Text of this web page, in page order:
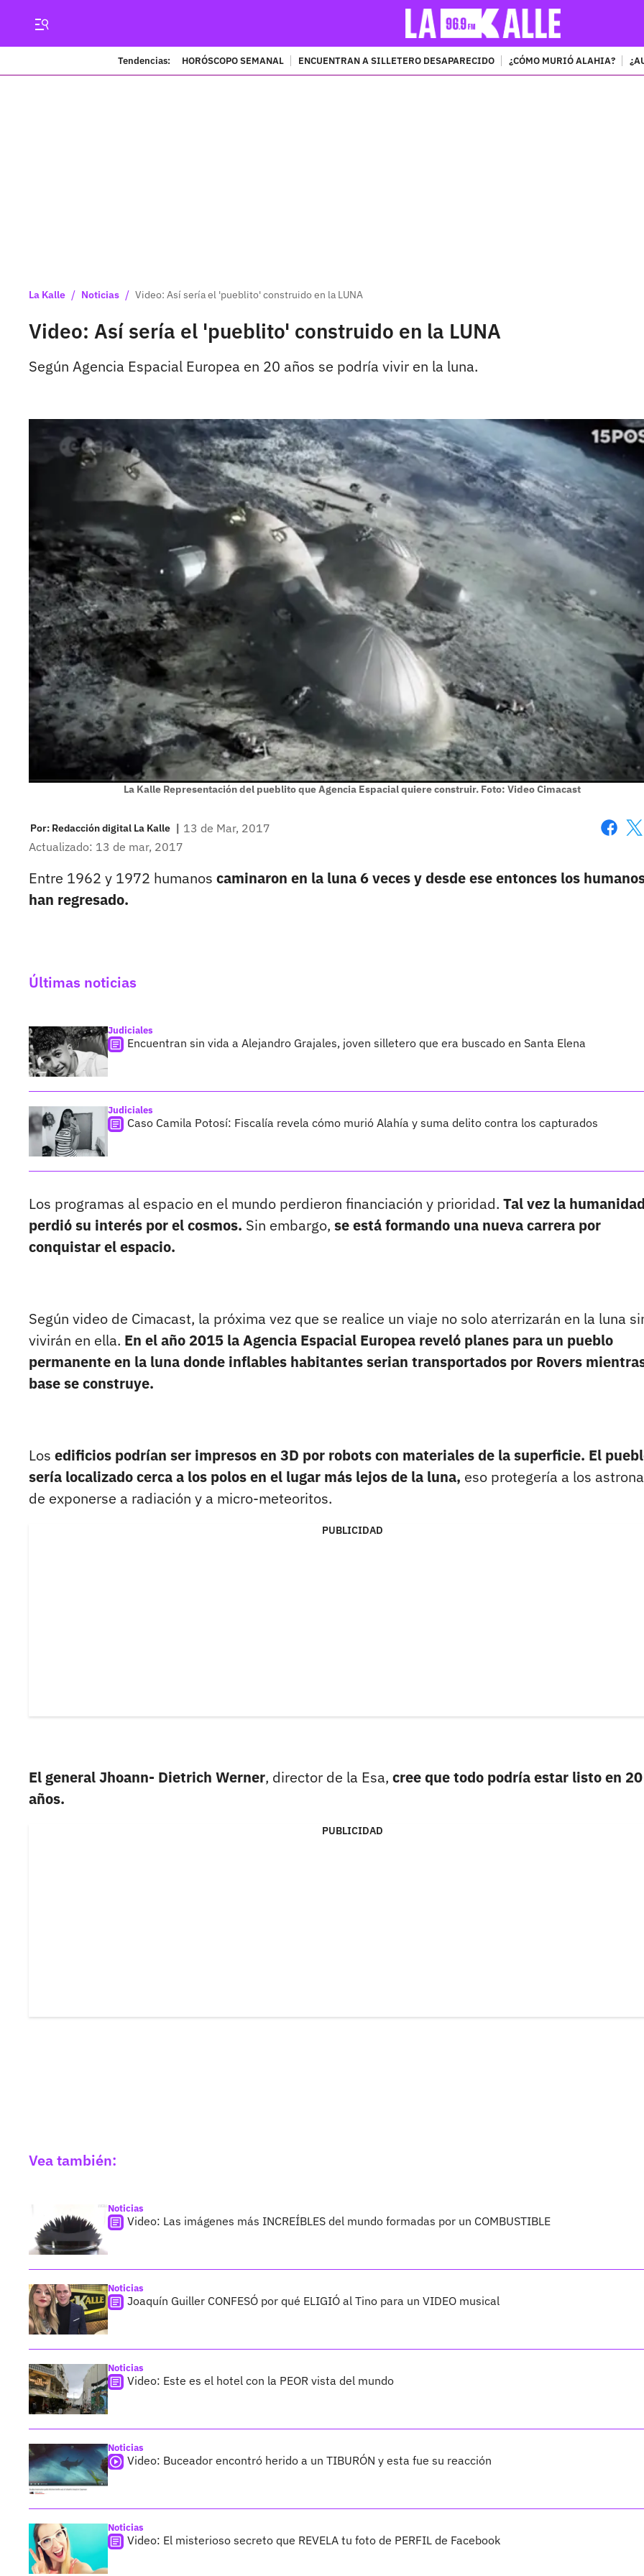
Tendencias: HORÓSCOPO SEMANAL ENCUENTRAN A SILLETERO DESAPARECIDO ¿CÓMO MURIÓ ALAHIA?
La Kalle / Noticias / Video: Así sería el 'pueblito' construido en la LUNA
Video: Así sería el 'pueblito' construido en la LUNA
Según Agencia Espacial Europea en 20 años se podría vivir en la luna.
La Kalle Representación del pueblito que Agencia Espacial quiere construir. Foto: Video Cimacast
Por: Redacción digital La Kalle | 13 de Mar, 2017
Actualizado: 13 de mar, 2017
Entre 1962 y 1972 humanos caminaron en la luna 6 veces y desde ese entonces los
han regresado.
Últimas noticias
Judiciales
Encuentran sin vida a Alejandro Grajales, joven silletero que era buscado en Santa Elena
Judiciales
Caso Camila Potosí: Fiscalía revela cómo murió Alahía y suma delito contra los capturados
Los programas al espacio en el mundo perdieron financiación y prioridad. Tal vez la
perdió su interés por el cosmos. Sin embargo, se está formando una nueva carrera por
conquistar el espacio.
Según video de Cimacast, la próxima vez que se realice un viaje no solo aterrizarán en la luna
vivirán en ella. En el año 2015 la Agencia Espacial Europea reveló planes para un pueblo
permanente en la luna donde inflables habitantes serian transportados por Rovers
base se construye.
Los edificios podrían ser impresos en 3D por robots con materiales de la superficie. El
sería localizado cerca a los polos en el lugar más lejos de la luna, eso protegería a los
de exponerse a radiación y a micro-meteoritos.
PUBLICIDAD
El general Jhoann- Dietrich Werner, director de la Esa, cree que todo podría estar listo en 20
años.
PUBLICIDAD
Vea también:
Noticias
Video: Las imágenes más INCREÍBLES del mundo formadas por un COMBUSTIBLE
Noticias
Joaquín Guiller CONFESÓ por qué ELIGIÓ al Tino para un VIDEO musical
Noticias
Video: Este es el hotel con la PEOR vista del mundo
Noticias
Video: Buceador encontró herido a un TIBURÓN y esta fue su reacción
Noticias
Video: El misterioso secreto que REVELA tu foto de PERFIL de Facebook